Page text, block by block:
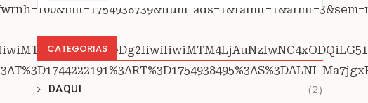
CATEGORIAS
DAQUI (2)